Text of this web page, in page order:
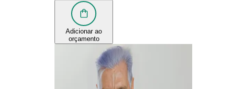
Adicionar ao
orçamento